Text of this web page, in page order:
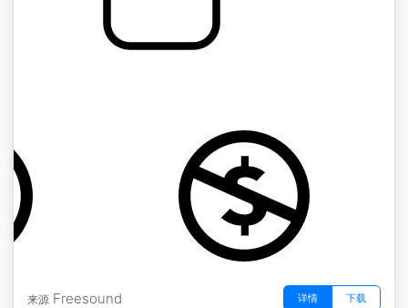
来源 Freesound 详情 下载